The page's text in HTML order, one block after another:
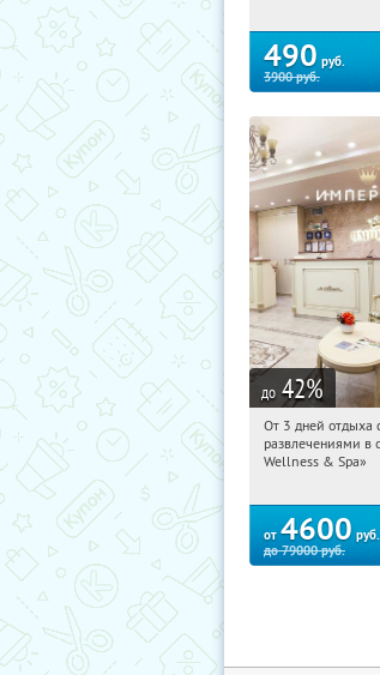
490 руб.
3900руб.
до 42%
19:03:40
Калужская обл., г.
От 3 дней отдыха
развлечениями в
Wellness & Spa»
от 4600 руб.
до79000руб.